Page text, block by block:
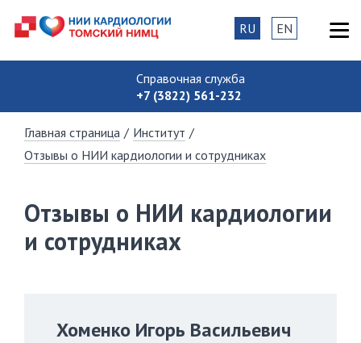
Справочная служба
+7 (3822) 561-232
RU EN
Главная страница / Институт /
Отзывы о НИИ кардиологии и сотрудниках
Отзывы о НИИ кардиологии
и сотрудниках
Хоменко Игорь Васильевич